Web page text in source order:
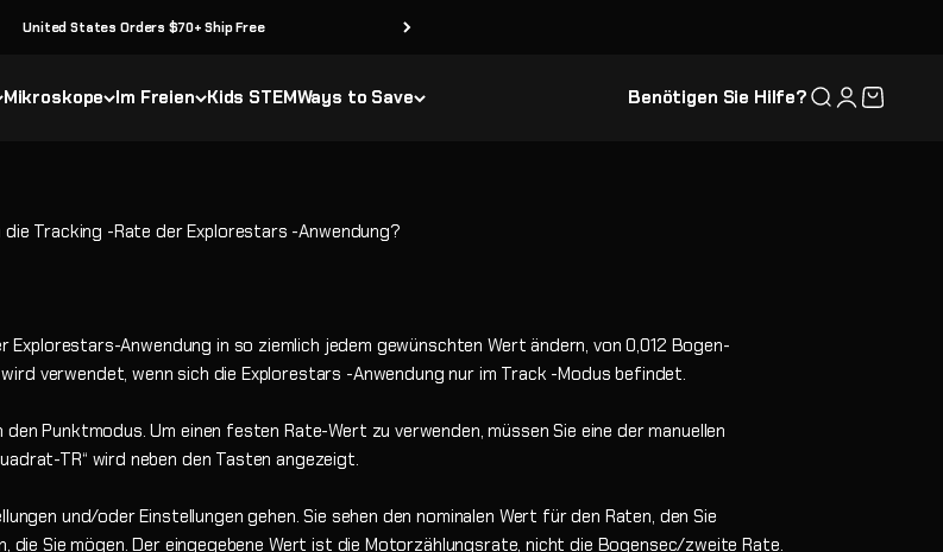
United States Orders $70+ Ship Free
Mikroskope Im Freien Kids STEMWays to Save Benötigen Sie Hilfe? SucheAnmelden
Warenkorb
die Tracking -Rate der Explorestars -Anwendung?
Anwendung in so ziemlich jedem gewünschten Wert ändern, von 0,012 Bogen-
verwendet, wenn sich die Explorestars -Anwendung nur im Track -Modus befindet.
Punktmodus. Um einen festen Rate-Wert zu verwenden, müssen Sie eine der manuellen
TR“ wird neben den Tasten angezeigt.
und/oder Einstellungen gehen. Sie sehen den nominalen Wert für den Raten, den Sie
die Sie mögen. Der eingegebene Wert ist die Motorzählungsrate, nicht die Bogensec/zweite Rate.